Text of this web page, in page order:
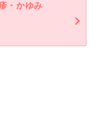
・かゆみ